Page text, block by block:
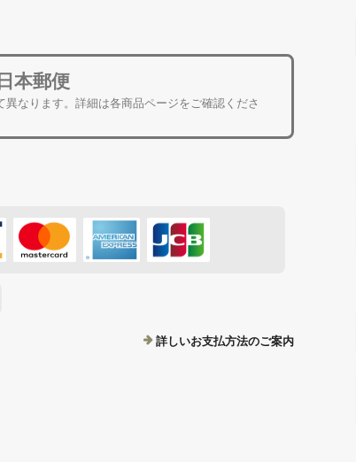
本郵便
異なります。詳細は各商品ページをご確認くださ
詳しいお支払方法のご案内